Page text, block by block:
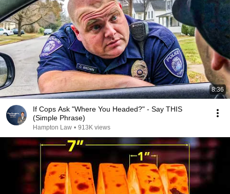
8:36
If Cops Ask "Where You Headed?" - Say THIS
(Simple Phrase)
Hampton Law • 913K views